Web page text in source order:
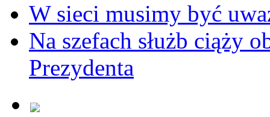
W sieci musimy być
Na szefach służb ciąży
Prezydenta